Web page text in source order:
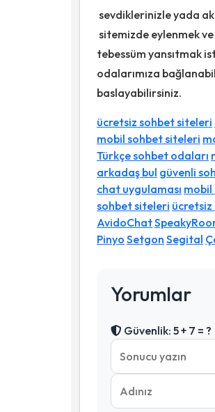
sevdiklerinizle yada
sitemizde eylenmek
tebessüm yansıtmak
odalarımıza
baslayabilirsiniz.
ücretsiz sohbet siteleri
mobil sohbet siteleri
Türkçe sohbet odaları
arkadaş bul güvenli
chat uygulaması mobil
sohbet siteleri
AvidoChat
Pinyo Setgon Segital
Yorumlar
Güvenlik: 5 + 7 = ?